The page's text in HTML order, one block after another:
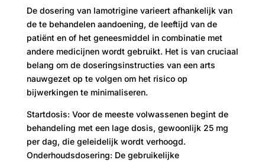
De dosering van lamotrigine varieert afhankelijk van
de te behandelen aandoening, de leeftijd van de
patiënt en of het geneesmiddel in combinatie met
andere medicijnen wordt gebruikt. Het is van cruciaal
belang om de doseringsinstructies van een arts
nauwgezet op te volgen om het risico op
bijwerkingen te minimaliseren.
Startdosis: Voor de meeste volwassenen begint de
behandeling met een lage dosis, gewoonlijk 25 mg
per dag, die geleidelijk wordt verhoogd.
Onderhoudsdosering: De gebruikelijke